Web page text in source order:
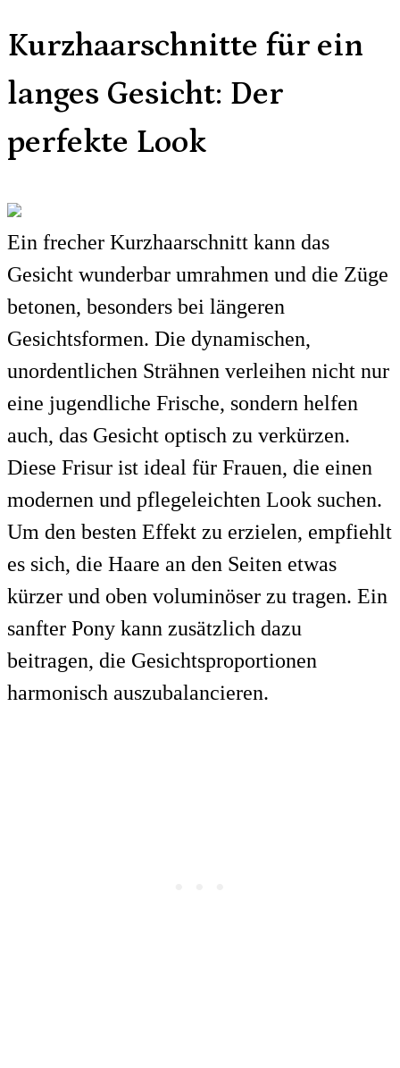
Kurzhaarschnitte für ein
langes Gesicht: Der
perfekte Look
Ein frecher Kurzhaarschnitt kann das
Gesicht wunderbar umrahmen und die Züge
betonen, besonders bei längeren
Gesichtsformen. Die dynamischen,
unordentlichen Strähnen verleihen nicht nur
eine jugendliche Frische, sondern helfen
auch, das Gesicht optisch zu verkürzen.
Diese Frisur ist ideal für Frauen, die einen
modernen und pflegeleichten Look suchen.
Um den besten Effekt zu erzielen, empfiehlt
es sich, die Haare an den Seiten etwas
kürzer und oben voluminöser zu tragen. Ein
sanfter Pony kann zusätzlich dazu
beitragen, die Gesichtsproportionen
harmonisch auszubalancieren.